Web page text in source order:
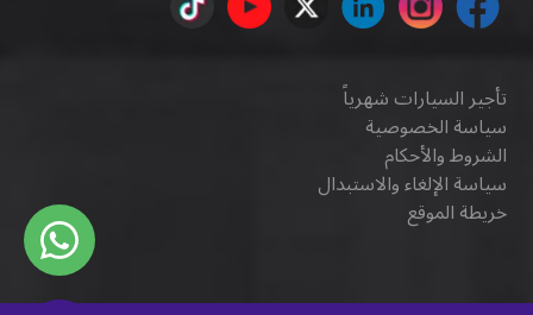
تأجير السيارات شهرياً
سياسة الخصوصية
الشروط والأحكام
سياسة الإلغاء والاستبدال
خريطة الموقع